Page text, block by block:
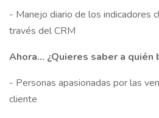
- Manejo diario de los indicadores
través del CRM
Ahora… ¿Quieres saber a quién
- Personas apasionadas por las
cliente